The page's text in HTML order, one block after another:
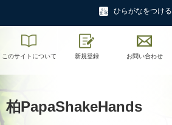
ひらがなをつける
このサイトについて 新規登録 お問い合わせ
柏PapaShakeHands